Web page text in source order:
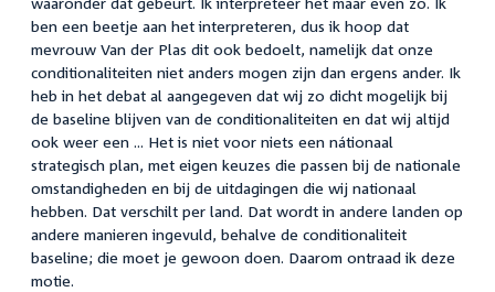
ben een beetje aan het interpreteren, dus ik hoop dat
mevrouw Van der Plas dit ook bedoelt, namelijk dat onze
conditionaliteiten niet anders mogen zijn dan ergens ander. Ik
heb in het debat al aangegeven dat wij zo dicht mogelijk bij
de baseline blijven van de conditionaliteiten en dat wij altijd
ook weer een ... Het is niet voor niets een nátionaal
strategisch plan, met eigen keuzes die passen bij de nationale
omstandigheden en bij de uitdagingen die wij nationaal
hebben. Dat verschilt per land. Dat wordt in andere landen op
andere manieren ingevuld, behalve de conditionaliteit
baseline; die moet je gewoon doen. Daarom ontraad ik deze
motie.